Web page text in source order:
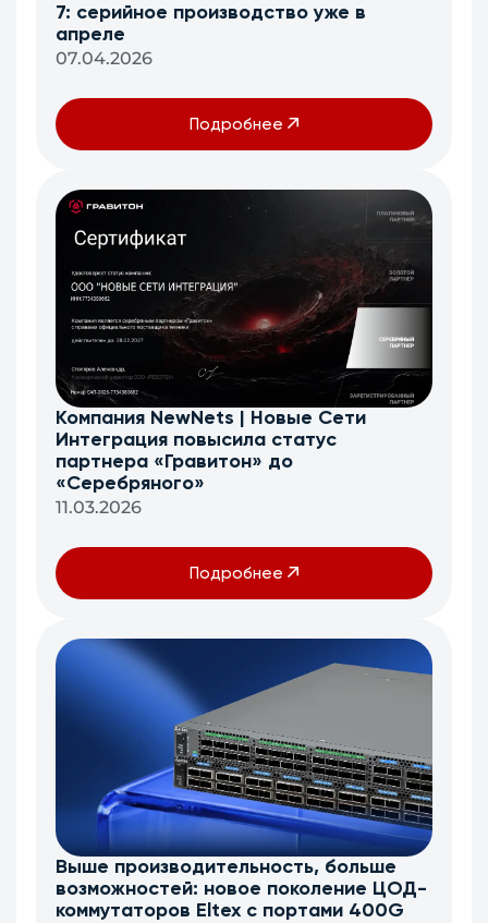
7: серийное производство уже в
апреле
07.04.2026
Подробнее
Компания NewNets | Новые Сети
Интеграция повысила статус
партнера «Гравитон» до
«Серебряного»
11.03.2026
Подробнее
Выше производительность, больше
возможностей: новое поколение ЦОД-
коммутаторов Eltex c портами 400G